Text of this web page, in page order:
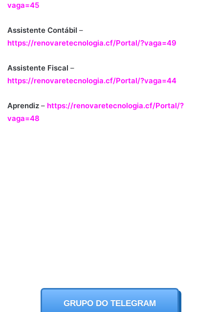
vaga=45
Assistente Contábil –
https://renovaretecnologia.cf/Portal/?vaga=49
Assistente Fiscal –
https://renovaretecnologia.cf/Portal/?vaga=44
Aprendiz – https://renovaretecnologia.cf/Portal/?
vaga=48
GRUPO DO TELEGRAM